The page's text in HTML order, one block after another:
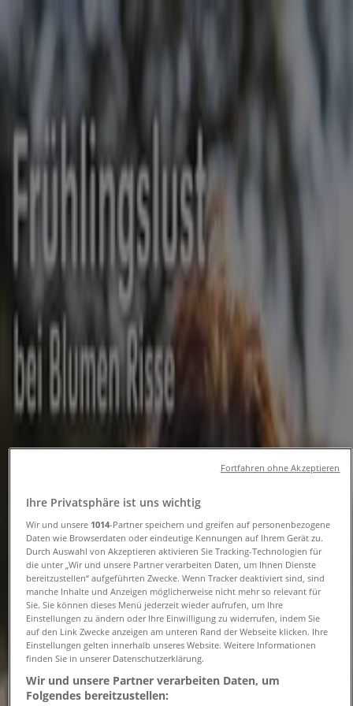
Schnäppchen SupermärkteMöbelhäuser
und Accessoires ElektromärkteDrogerien und
Parfümerie
Baumärkte und
Gartencenter
BiomärkteDiscounter Sportgeschäfte
Auto, Motorrad und
Werkstatt
Kaufhäuser Reisen und Freizeit
Hörzentren RestaurantsBücher und Schreibwaren
und Versicherungen
Blumen Risse Filiale | Elbstraße 29,
Dresden - Angebote,
Öffnungszeiten und
Telefonnummern
Blumen Risse | Elbstraße 29
Karte
03514537621
Karte
03514537621
Angebote für Blumen Risse in
Dresden
Ihre Privatsphäre ist uns wichtig
Wir und unsere 1014-Partner speichern und greifen auf personenbezogene
Daten wie Browserdaten oder eindeutige Kennungen auf Ihrem Gerät zu.
Durch Auswahl von Akzeptieren aktivieren Sie Tracking-Technologien für
die unter „Wir und unsere Partner verarbeiten Daten, um Ihnen Dienste
bereitzustellen“ aufgeführten Zwecke. Wenn Tracker deaktiviert sind, sind
manche Inhalte und Anzeigen möglicherweise nicht mehr so relevant für
Sie. Sie können dieses Menü jederzeit wieder aufrufen, um Ihre
Einstellungen zu ändern oder Ihre Einwilligung zu widerrufen, indem Sie
auf den Link Zwecke anzeigen am unteren Rand der Webseite klicken. Ihre
Einstellungen gelten innerhalb unseres Website. Weitere Informationen
finden Sie in unserer Datenschutzerklärung.
Wir und unsere Partner verarbeiten Daten, um
Folgendes bereitzustellen:
Fortfahren ohne Akzeptieren